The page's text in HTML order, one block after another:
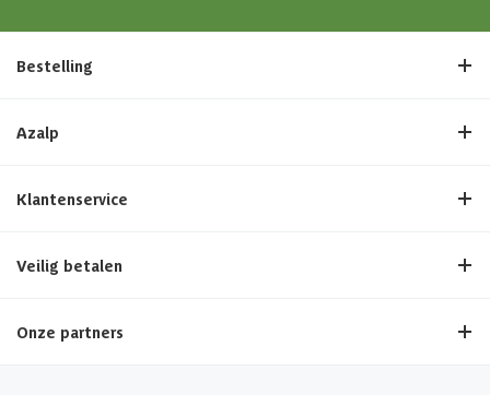
Bestelling
Azalp
Klantenservice
Veilig betalen
Onze partners